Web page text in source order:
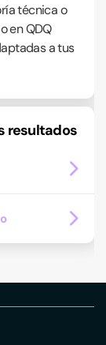
técnica o
en QDQ
a tus
resultados